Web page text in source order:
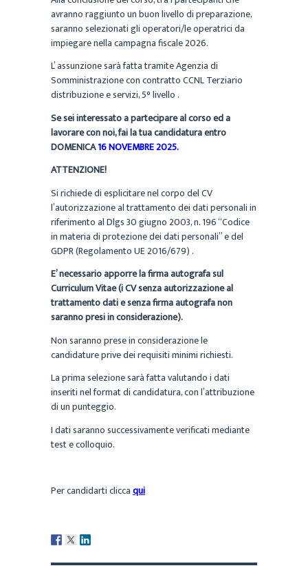
avranno raggiunto un buon livello di preparazione,
saranno selezionati gli operatori/le operatrici da
impiegare nella campagna fiscale 2026.
L’ assunzione sarà fatta tramite Agenzia di
Somministrazione con contratto CCNL Terziario
distribuzione e servizi, 5° livello .
Se sei interessato a partecipare al corso ed a
lavorare con noi, fai la tua candidatura entro
DOMENICA16 NOVEMBRE 2025.
ATTENZIONE!
Si richiede diesplicitare nel corpo del CV
l’autorizzazione al trattamento dei dati personali in
riferimento al Dlgs 30 giugno 2003, n. 196 “Codice
in materia di protezione dei dati personali” e del
GDPR (Regolamento UE 2016/679) .
E’ necessario apporre la firma autografa sul
Curriculum Vitae (i CV senza autorizzazione al
trattamento dati e senza firma autografa non
saranno presi in considerazione).
Non saranno prese in considerazione le
candidature prive dei requisiti minimi richiesti.
La prima selezione sarà fatta valutando i dati
inseriti nel format di candidatura, con l’attribuzione
di un punteggio.
I dati saranno successivamente verificati mediante
test e colloquio.
Per candidarti cliccaqui